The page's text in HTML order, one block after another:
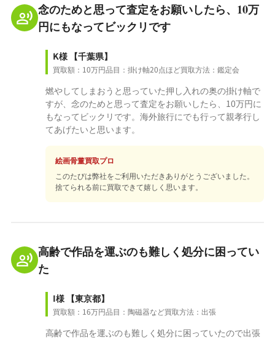
念のためと思って査定をお願いしたら、10万
円にもなってビックリです
K様 【千葉県】
買取額：10万円品目：掛け軸20点ほど買取方法：鑑定会
燃やしてしまおうと思っていた押し入れの奥の掛け軸で
すが、念のためと思って査定をお願いしたら、10万円に
もなってビックリです。海外旅行にでも行って親孝行し
てあげたいと思います。
絵画骨董買取プロ
このたびは弊社をご利用いただきありがとうございました。
捨てられる前に買取できて嬉しく思います。
高齢で作品を運ぶのも難しく処分に困ってい
た
I様 【東京都】
買取額：16万円品目：陶磁器など買取方法：出張
高齢で作品を運ぶのも難しく処分に困っていたので出張